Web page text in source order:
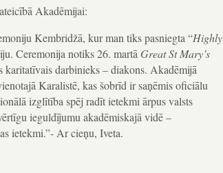
Akadēmijai:
Kembridžā, kur man tiks pasniegta “Highly
Ceremonija notiks 26. martā Great St Mary’s
darbinieks – diakons. Akadēmijā
Karalistē, kas šobrīd ir saņēmis oficiālu
izglītība spēj radīt ietekmi ārpus valsts
ieguldījumu akadēmiskajā vidē –
ietekmi.”- Ar cieņu, Iveta.